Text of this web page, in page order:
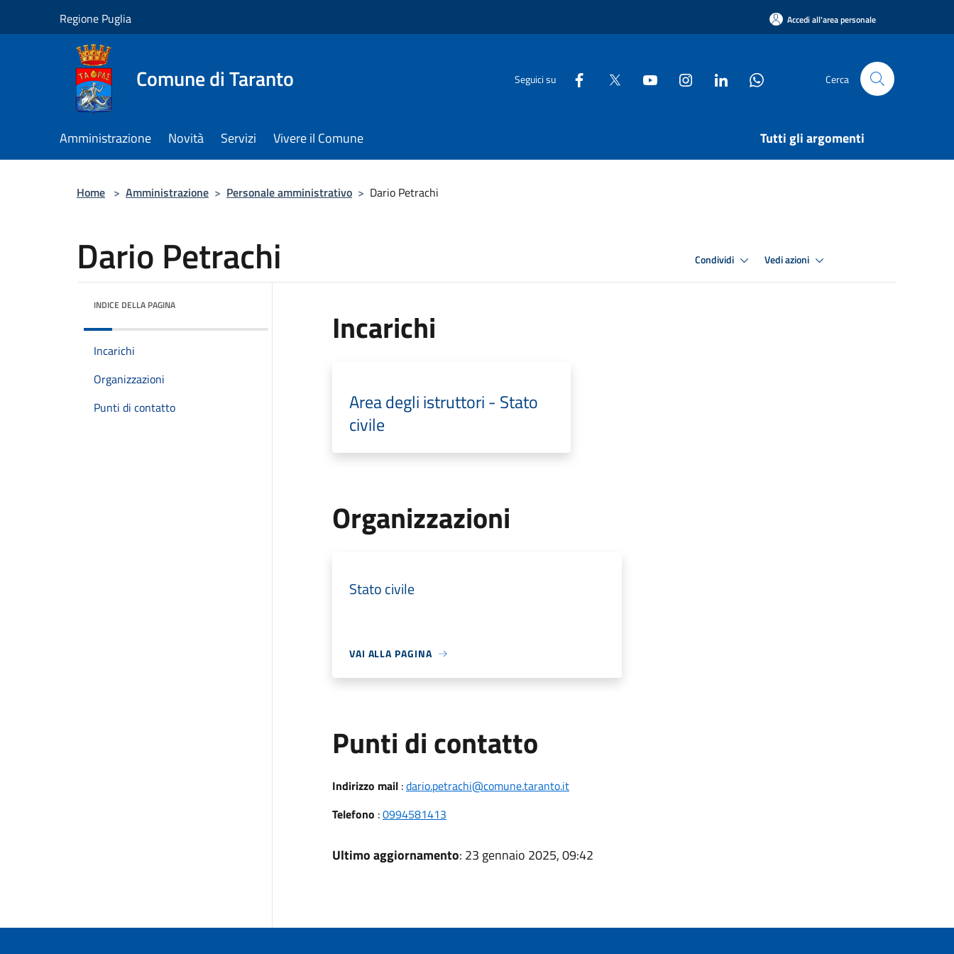
Regione Puglia Accedi all'area personale
Comune di Taranto Seguici su Cerca
Amministrazione Novità Servizi Vivere il Comune Tutti gli argomenti
Home > Amministrazione > Personale amministrativo > Dario Petrachi
Dario Petrachi Condividi Vedi azioni
INDICE DELLA PAGINA
Incarichi
Organizzazioni
Punti di contatto
Incarichi
Area degli istruttori - Stato
civile
Organizzazioni
Stato civile
VAI ALLA PAGINA
Punti di contatto
Indirizzo mail:dario.petrachi@comune.taranto.it
Telefono :0994581413
Ultimo aggiornamento: 23 gennaio 2025, 09:42